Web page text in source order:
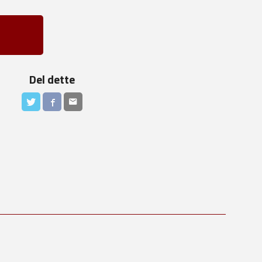
Del dette